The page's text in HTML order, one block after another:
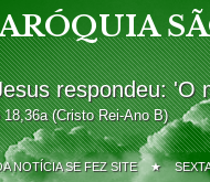
respondeu: 'O
18,36a (Cristo Rei-Ano B)
NOTÍCIA SE FEZ SITE ★